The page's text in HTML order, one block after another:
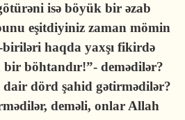
isə böyük bir əzab
eşitdiyiniz zaman mömin
haqda yaxşı fikirdə
bir böhtandır!”- demədilər?
dörd şahid gətirmədilər?
deməli, onlar Allah